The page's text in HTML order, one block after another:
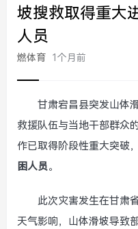
坡搜救取得重大
人员
燃体育 1个月前
甘肃宕昌县突发山体
救援队伍与当地干部群众
作已取得阶段性重大突破，
困人员。
此次灾害发生在甘肃
天气影响，山体滑坡导致